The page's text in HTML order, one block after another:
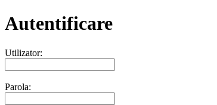
Autentificare
Utilizator:
Parola: